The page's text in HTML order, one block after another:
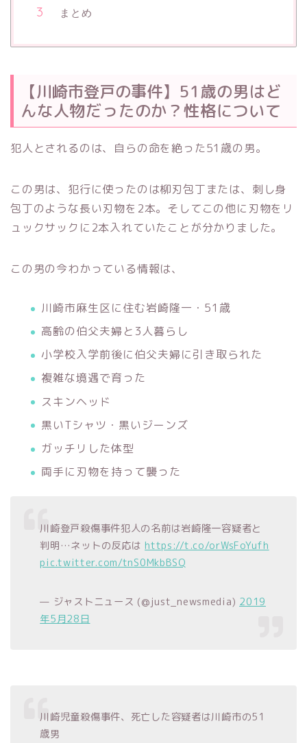
まとめ
【川崎市登戸の事件】51歳の男はど
んな人物だったのか？性格について
犯人とされるのは、自らの命を絶った51歳の男。
この男は、犯行に使ったのは柳刃包丁または、刺し身
包丁のような長い刃物を2本。そしてこの他に刃物をリ
ュックサックに2本入れていたことが分かりました。
この男の今わかっている情報は、
川崎市麻生区に住む岩崎隆一・51歳
高齢の伯父夫婦と3人暮らし
小学校入学前後に伯父夫婦に引き取られた
複雑な境遇で育った
スキンヘッド
黒いTシャツ・黒いジーンズ
ガッチリした体型
両手に刃物を持って襲った
川崎登戸殺傷事件犯人の名前は岩崎隆一容疑者と
判明…ネットの反応はhttps://t.co/orWsFoYufh
pic.twitter.com/tnS0MkbBSQ
— ジャストニュース (@just_newsmedia) 2019
年5月28日
川崎児童殺傷事件、死亡した容疑者は川崎市の51
歳男